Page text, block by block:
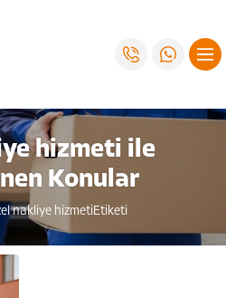
hizmeti ile
Konular
nakliye hizmetiEtiketi